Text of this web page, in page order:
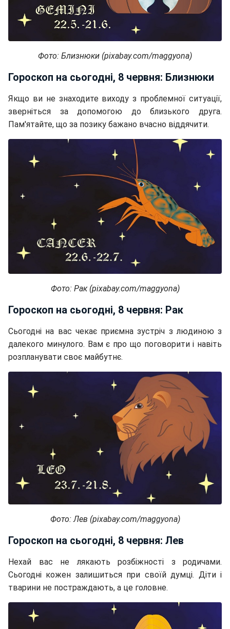
Фото: Близнюки (pixabay.com/maggyona)
Гороскоп на сьогодні, 8 червня: Близнюки
Якщо ви не знаходите виходу з проблемної ситуації,
зверніться за допомогою до близького друга.
Пам'ятайте, що за позику бажано вчасно віддячити.
Фото: Рак (pixabay.com/maggyona)
Гороскоп на сьогодні, 8 червня: Рак
Сьогодні на вас чекає приємна зустріч з людиною з
далекого минулого. Вам є про що поговорити і навіть
розпланувати своє майбутнє.
Фото: Лев (pixabay.com/maggyona)
Гороскоп на сьогодні, 8 червня: Лев
Нехай вас не лякають розбіжності з родичами.
Сьогодні кожен залишиться при своїй думці. Діти і
тварини не постраждають, а це головне.